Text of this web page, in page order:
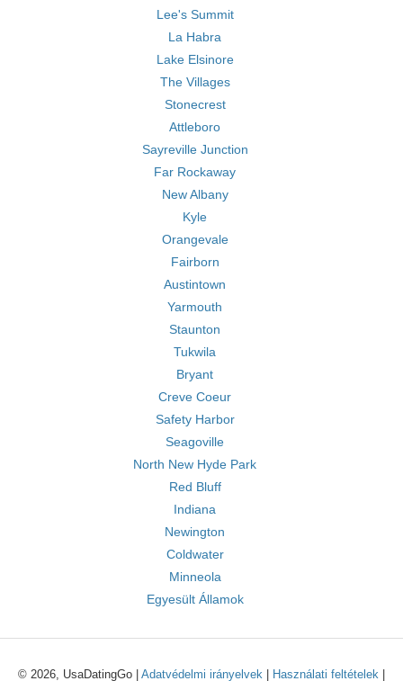
Lee's Summit
La Habra
Lake Elsinore
The Villages
Stonecrest
Attleboro
Sayreville Junction
Far Rockaway
New Albany
Kyle
Orangevale
Fairborn
Austintown
Yarmouth
Staunton
Tukwila
Bryant
Creve Coeur
Safety Harbor
Seagoville
North New Hyde Park
Red Bluff
Indiana
Newington
Coldwater
Minneola
Egyesült Államok
© 2026, UsaDatingGo | Adatvédelmi irányelvek Használati feltételek